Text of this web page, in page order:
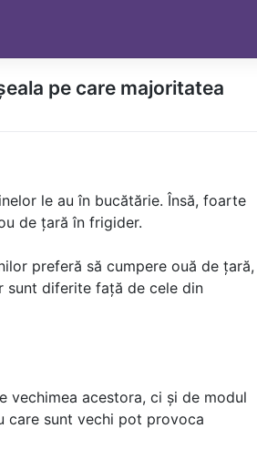
pe care majoritatea
le au în bucătărie. Însă, foarte
de țară în frigider.
preferă să cumpere ouă de țară,
sunt diferite față de cele din
vechimea acestora, ci și de modul
care sunt vechi pot provoca